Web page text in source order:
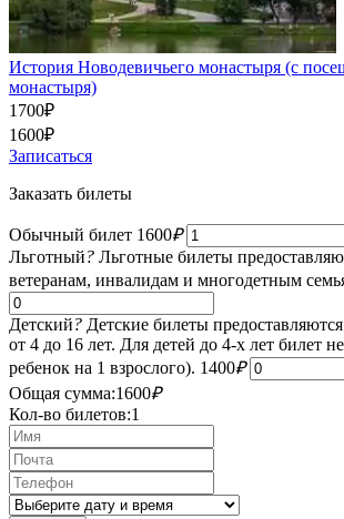
История Новодевичьего монастыря (с
монастыря)
1700₽
1600₽
Записаться
Заказать билеты
Обычный билет 1600₽
Льготный? Льготные билеты
ветеранам, инвалидам и многодетным
Детский? Детские билеты
от 4 до 16 лет. Для детей до 4-х лет билет
ребенок на 1 взрослого). 1400₽
Общая сумма:1600₽
Кол-во билетов:1